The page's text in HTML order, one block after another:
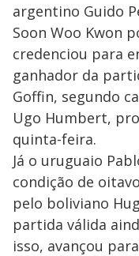
argentino Guido
Soon Woo Kwon
credenciou para
ganhador da
Goffin, segundo
Ugo Humbert,
quinta-feira.
Já o uruguaio
condição de
pelo boliviano
partida válida
isso, avançou